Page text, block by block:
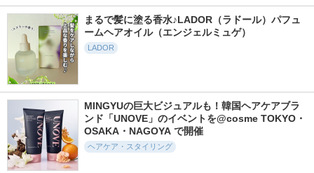
5.5
252件
プレミアム ヘアエ
ッセンス
ント
Re:KERATIN
まるで髪に塗る香水♪LADOR（ラドール）パフュ
ームヘアオイル（エンジェルミュゲ）
LADOR
MINGYUの巨大ビジュアルも！韓国ヘアケアブラ
ンド「UNOVE」のイベントを@cosme TOKYO・
OSAKA・NAGOYA で開催
ヘアケア・スタイリング